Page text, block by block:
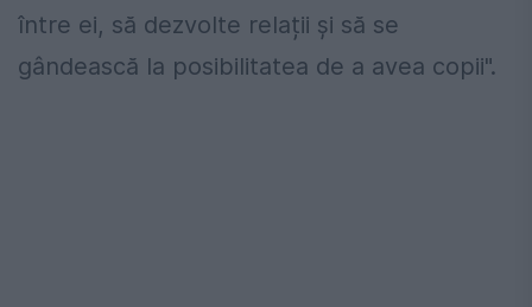
între ei, să dezvolte relații și să se
gândească la posibilitatea de a avea copii".